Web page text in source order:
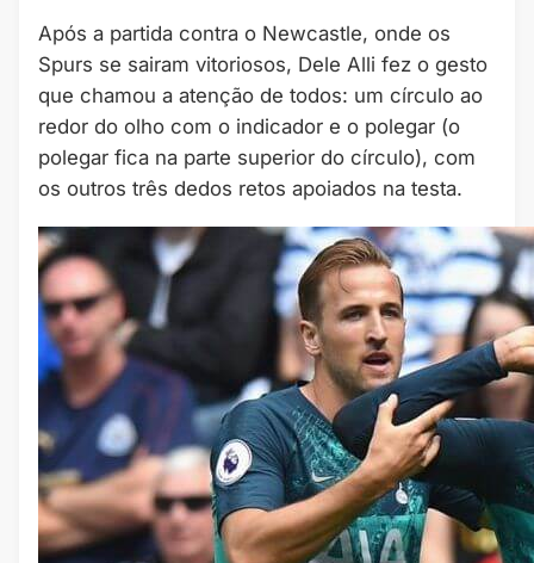
Após a partida contra o Newcastle, onde os
Spurs se sairam vitoriosos, Dele Alli fez o gesto
que chamou a atenção de todos: um círculo ao
redor do olho com o indicador e o polegar (o
polegar fica na parte superior do círculo), com
os outros três dedos retos apoiados na testa.